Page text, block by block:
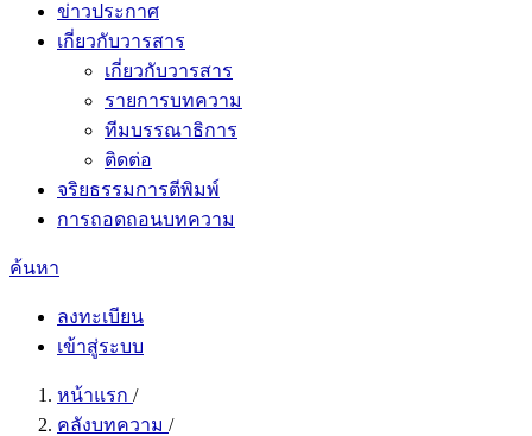
ข่าวประกาศ
เกี่ยวกับวารสาร
เกี่ยวกับวารสาร
รายการบทความ
ทีมบรรณาธิการ
ติดต่อ
จริยธรรมการตีพิมพ์
การถอดถอนบทความ
ค้นหา
ลงทะเบียน
เข้าสู่ระบบ
หน้าแรก /
คลังบทความ /